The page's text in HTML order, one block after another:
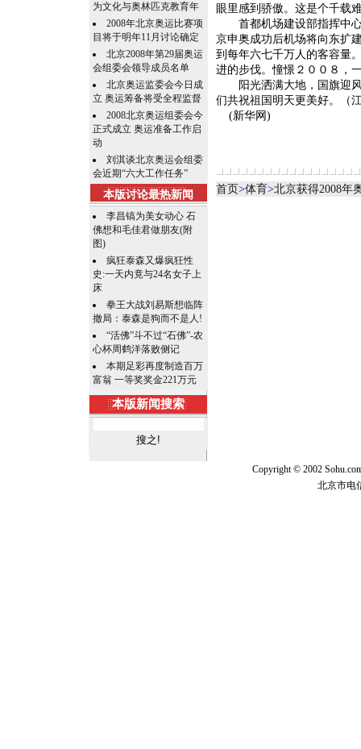
为文化与奥林匹克教育年
2008年北京奥运比赛项
目将于明年11月讨论确定
北京2008年第29届奥运
会组委会领导成员名单
北京奥运监委会今日成
立 奥运筹备将受全程监督
2008北京奥运组委会今
正式成立 奥运准备工作启
动
刘淇谈北京奥运会组委
会近期“六大工作任务”
本版讨论最热新闻
李昌镐为美女动心 石
佛想和毛佳君做朋友(附
图)
疯狂泰森又爆疯狂性
史:一天内竟与24名女子上
床
拳王大战刘易斯想临阵
撤局：泰森是狗而不是人!
“活佛”斗不过“石佛”-农
心杯周鹤洋落败侧记
本期足彩再度制造百万
富翁 一等奖奖金221万元
本版新闻搜索
眼里感到骄傲。这是个千载
首都机场建设部指挥中心
京申奥成功后机场将向东扩
到每年六七千万人的客容量
进的步伐。憧憬２００８，
阳光洒满大地，国旗迎风
们共祝祖国明天更美好。（
(新华网)
首页>体育>北京获得2008年
Copyright © 2002
北京市电